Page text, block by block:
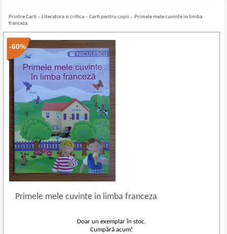
Printre Carti » Literatura si critica »Carti pentru copii » Primele mele cuvinte in limba
franceza
-60%
Primele mele cuvinte in limba franceza
Doar un exemplar în stoc.
Cumpără acum!